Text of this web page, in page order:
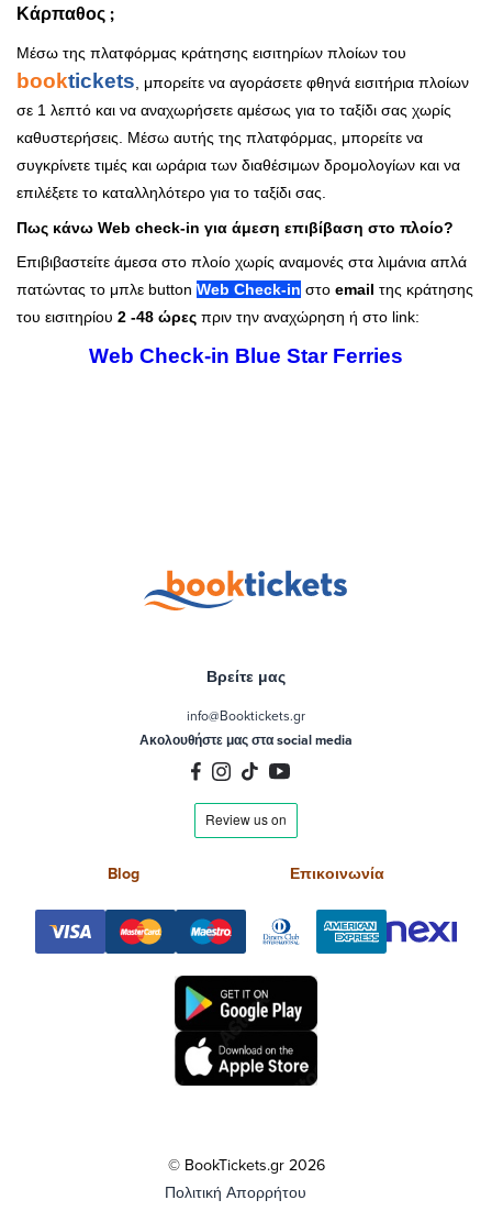
Κάρπαθος ;
Μέσω της πλατφόρμας κράτησης εισιτηρίων πλοίων του
booktickets , μπορείτε να αγοράσετε φθηνά εισιτήρια πλοίων
σε 1 λεπτό και να αναχωρήσετε αμέσως για το ταξίδι σας χωρίς
καθυστερήσεις. Μέσω αυτής της πλατφόρμας, μπορείτε να
συγκρίνετε τιμές και ωράρια των διαθέσιμων δρομολογίων και να
επιλέξετε το καταλληλότερο για το ταξίδι σας.
Πως κάνω Web check-in για άμεση επιβίβαση στο πλοίο?
Επιβιβαστείτε άμεσα στο πλοίο χωρίς αναμονές στα λιμάνια απλά
πατώντας το μπλε button Web Check-in στο email της κράτησης
του εισιτηρίου 2 -48 ώρες πριν την αναχώρηση ή στο link:
Web Check-in Blue Star Ferries
Βρείτε μας
info@Booktickets.gr
Ακολουθήστε μας στα social media
Blog Επικοινωνία
© BookTickets.gr 2026
Πολιτική Απορρήτου